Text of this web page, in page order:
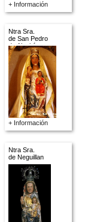
+ Información
Ntra Sra.
de San Pedro
de Alquité
+ Información
Ntra Sra.
de Neguillan